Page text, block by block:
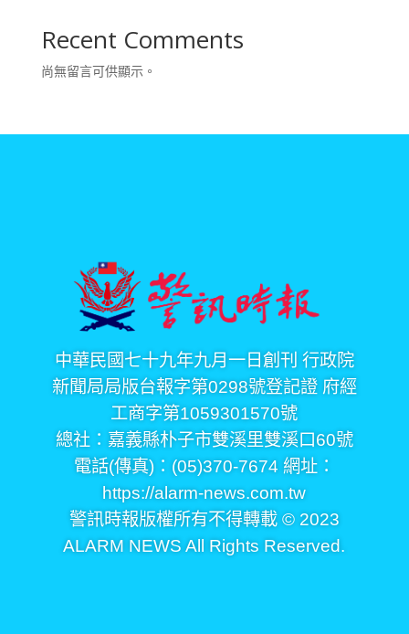
Recent Comments
尚無留言可供顯示。
中華民國七十九年九月一日創刊 行政院
新聞局局版台報字第0298號登記證 府經
工商字第1059301570號
總社：嘉義縣朴子市雙溪里雙溪口60號
電話(傳真)：(05)370-7674 網址：
https://alarm-news.com.tw
警訊時報版權所有不得轉載 © 2023
ALARM NEWS All Rights Reserved.